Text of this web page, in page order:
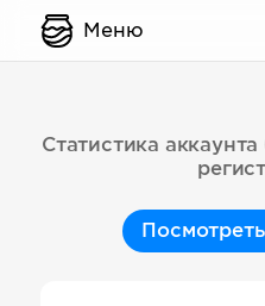
Меню
Статистика